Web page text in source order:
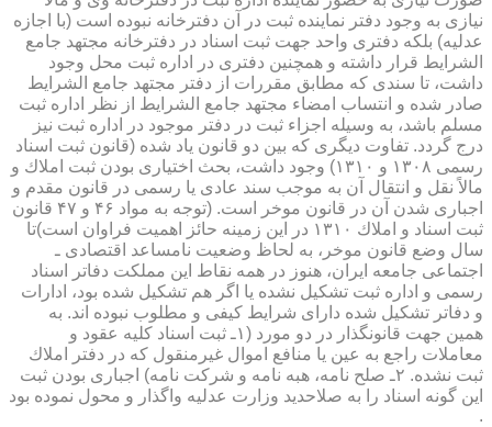
نیازی به وجود دفتر نماینده ثبت در آن دفترخانه نبوده است (با اجازه
عدلیه) بلكه دفتری واحد جهت ثبت اسناد در دفترخانه مجتهد جامع
الشرایط قرار داشته و همچنین دفتری در اداره ثبت محل وجود
داشت، تا سندی كه مطابق مقررات از دفتر مجتهد جامع الشرایط
صادر شده و انتساب امضاء مجتهد جامع الشرایط از نظر اداره ثبت
مسلم باشد، به وسیله اجزاء ثبت در دفتر موجود در اداره ثبت نیز
درج گردد. تفاوت دیگری كه بین دو قانون یاد شده (قانون ثبت اسناد
رسمی ۱۳۰۸ و ۱۳۱۰) وجود داشت، بحث اختیاری بودن ثبت املاك و
مالاً نقل و انتقال آن به موجب سند عادی یا رسمی در قانون مقدم و
اجباری شدن آن در قانون موخر است. (توجه به مواد ۴۶ و ۴۷ قانون
ثبت اسناد و املاك ۱۳۱۰ در این زمینه حائز اهمیت فراوان است)تا
سال وضع قانون موخر، به لحاظ وضعیت نامساعد اقتصادی ـ
اجتماعی جامعه ایران، هنوز در همه نقاط این مملكت دفاتر اسناد
رسمی و اداره ثبت تشكیل نشده یا اگر هم تشكیل شده بود، ادارات
و دفاتر تشكیل شده دارای شرایط كیفی و مطلوب نبوده اند. به
همین جهت قانونگذار در دو مورد (۱ـ ثبت اسناد كلیه عقود و
معاملات راجع به عین یا منافع اموال غیرمنقول كه در دفتر املاك
ثبت نشده. ۲ـ صلح نامه، هبه نامه و شركت نامه) اجباری بودن ثبت
این گونه اسناد را به صلاحدید وزارت عدلیه واگذار و محول نموده بود
.